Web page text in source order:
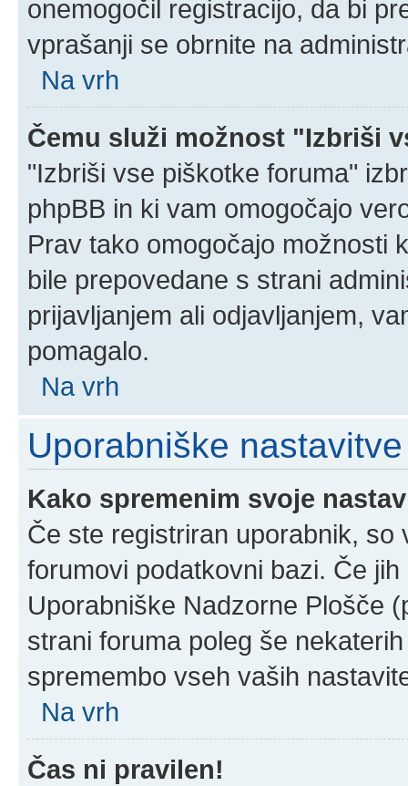
onemogočil registracijo, da bi
vprašanji se obrnite na
Na vrh
Čemu služi možnost "Izbriši
"Izbriši vse piškotke foruma"
phpBB in ki vam omogočajo
Prav tako omogočajo možnosti
bile prepovedane s strani
prijavljanjem ali odjavljanjem,
pomagalo.
Na vrh
Uporabniške nastavitve
Kako spremenim svoje
Če ste registriran uporabnik,
forumovi podatkovni bazi. Če
Uporabniške Nadzorne Plošče
strani foruma poleg še
spremembo vseh vaših
Na vrh
Čas ni pravilen!